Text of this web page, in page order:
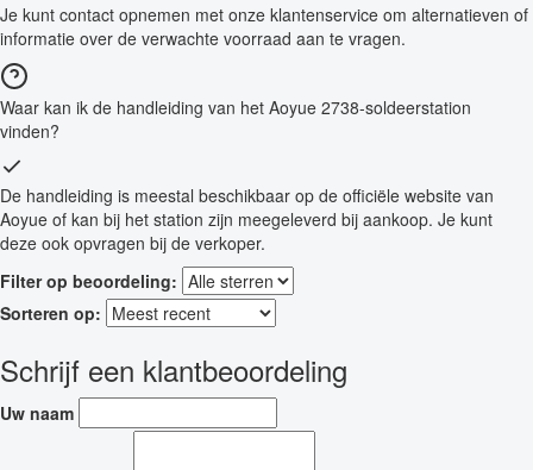
Je kunt contact opnemen met onze klantenservice om alternatieven of
informatie over de verwachte voorraad aan te vragen.
Waar kan ik de handleiding van het Aoyue 2738-soldeerstation
vinden?
De handleiding is meestal beschikbaar op de officiële website van
Aoyue of kan bij het station zijn meegeleverd bij aankoop. Je kunt
deze ook opvragen bij de verkoper.
Filter op beoordeling:
Sorteren op:
Schrijf een klantbeoordeling
Uw naam